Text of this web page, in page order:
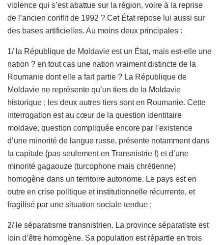
violence qui s’est abattue sur la région, voire à la reprise
de l’ancien conflit de 1992 ? Cet État repose lui aussi sur
des bases artificielles. Au moins deux principales :
1/ la République de Moldavie est un État, mais est-elle une
nation ? en tout cas une nation vraiment distincte de la
Roumanie dont elle a fait partie ? La République de
Moldavie ne représente qu’un tiers de la Moldavie
historique ; les deux autres tiers sont en Roumanie. Cette
interrogation est au cœur de la question identitaire
moldave, question compliquée encore par l’existence
d’une minorité de langue russe, présente notamment dans
la capitale (pas seulement en Transnistrie !) et d’une
minorité gagaouze (turcophone mais chrétienne)
homogène dans un territoire autonome. Le pays est en
outre en crise politique et institutionnelle récurrente, et
fragilisé par une situation sociale tendue ;
2/ le séparatisme transnistrien. La province séparatiste est
loin d’être homogène. Sa population est répartie en trois